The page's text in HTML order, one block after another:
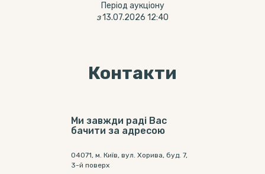
Період аукціону
з13.07.2026 12:40
Контакти
Ми завжди раді Вас
бачити за адресою
04071, м. Київ, вул. Хорива, буд. 7,
3-й поверх